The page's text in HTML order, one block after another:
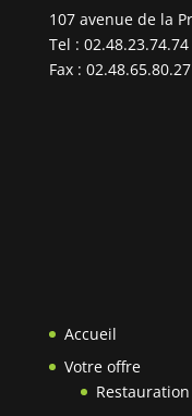
107 avenue de la
Tel : 02.48.23.74.74
Fax : 02.48.65.80.27
Accueil
Votre offre